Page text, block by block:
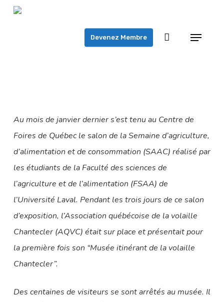
Skip
Devenez Membre Menu
Au mois de janvier dernier s’est tenu au Centre de
Foires de Québec le salon de la Semaine d’agriculture,
d’alimentation et de consommation (SAAC) réalisé par
les étudiants de la Faculté des sciences de
l’agriculture et de l’alimentation (FSAA) de
l’Université Laval. Pendant les trois jours de ce salon
d’exposition, l’Association québécoise de la volaille
Chantecler (AQVC) était sur place et présentait pour
la première fois son “Musée itinérant de la volaille
Chantecler”.
Des centaines de visiteurs se sont arrêtés au musée. Il